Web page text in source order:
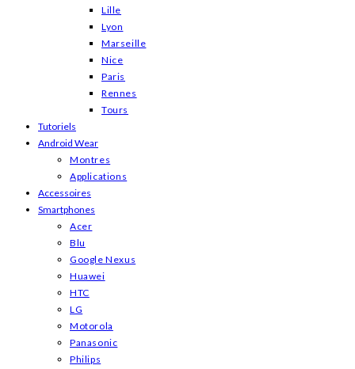
Lille
Lyon
Marseille
Nice
Paris
Rennes
Tours
Tutoriels
Android Wear
Montres
Applications
Accessoires
Smartphones
Acer
Blu
Google Nexus
Huawei
HTC
LG
Motorola
Panasonic
Philips